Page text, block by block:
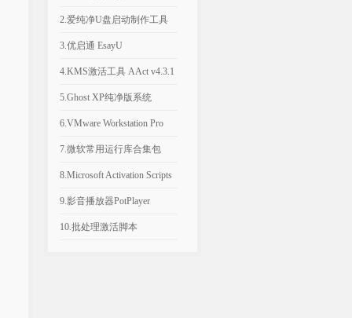
Activator v64.0.0
2.爱纯净U盘启动制作工具
v2025.1003
3.优启通 EsayU
v3.7.2025.0326 无广告纯净版
4.KMS激活工具 AAct v4.3.1
汉化便携版
5.Ghost XP纯净版系统
2020.06 经典稳定版
6.VMware Workstation Pro
26H1 v26.0.1810 附永久激活
密钥
7.微软常用运行库合集包
v2026.06.07 可自选更新
8.Microsoft Activation Scripts
AIO v3.12 KMS激活脚本
9.影音播放器PotPlayer
v1.7.23080.0 去广告版
10.批处理激活脚本